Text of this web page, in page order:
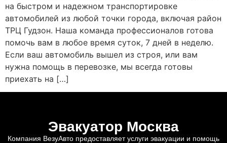
на быстром и надежном транспортировке
автомобилей из любой точки города, включая район
ТРЦ Гудзон. Наша команда профессионалов готова
помочь вам в любое время суток, 7 дней в неделю.
Если ваш автомобиль вышел из строя, или вам
нужна помощь в перевозке, мы всегда готовы
приехать на […]
Эвакуатор Москва
Компания ВезуАвто предоставляет услуги эвакуации и помощь